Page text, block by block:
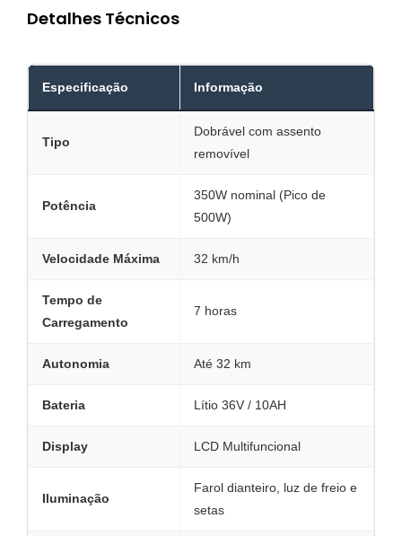
Detalhes Técnicos
Especificação Informação
Tipo
Dobrável com assento
removível
Potência
350W nominal (Pico de
500W)
Velocidade Máxima 32 km/h
Tempo de
Carregamento
7 horas
Autonomia Até 32 km
Bateria Lítio 36V / 10AH
Display LCD Multifuncional
Iluminação
Farol dianteiro, luz de freio e
setas